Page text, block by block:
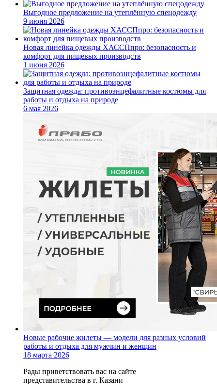
Выгодное предложение на утеплённую спецодежду
9 июня 2026
Новая линейка одежды ХАССПпро: безопасность и
комфорт для пищевых производств
1 июня 2026
Защитная одежда: противоэнцефалитные костюмы для
работы и отдыха на природе
6 мая 2026
Новые рабочие жилеты — модели для разных условий
работы и отдыха для мужчин и женщин
18 марта 2026
Рады приветствовать вас на сайте
представительства в г. Казани